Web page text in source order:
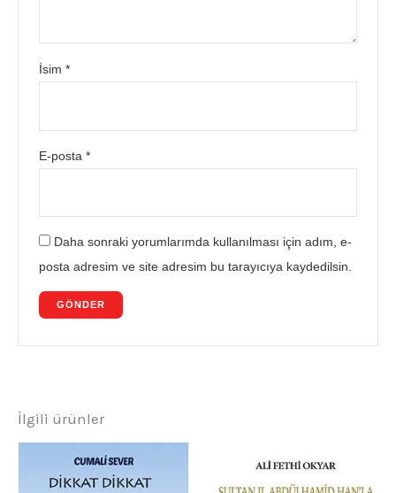
İsim*
E-posta*
Daha sonraki yorumlarımda kullanılması için adım, e-
posta adresim ve site adresim bu tarayıcıya kaydedilsin.
İlgili ürünler